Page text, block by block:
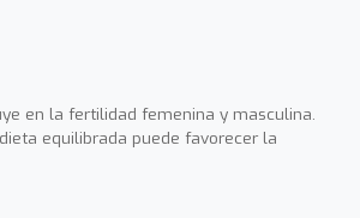
en la fertilidad femenina y masculina.
equilibrada puede favorecer la